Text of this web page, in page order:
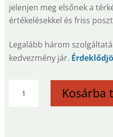
jelenjen meg elsőnek a
értékelésekkel és friss
Legalább három
kedvezmény jár.
SEO
Kosárba